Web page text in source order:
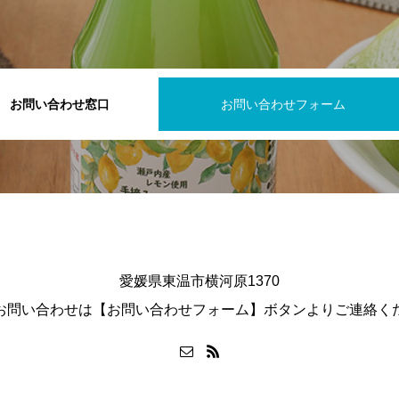
お問い合わせ窓口 お問い合わせフォーム
愛媛県東温市横河原1370
問い合わせは【お問い合わせフォーム】ボタンよりご連絡く